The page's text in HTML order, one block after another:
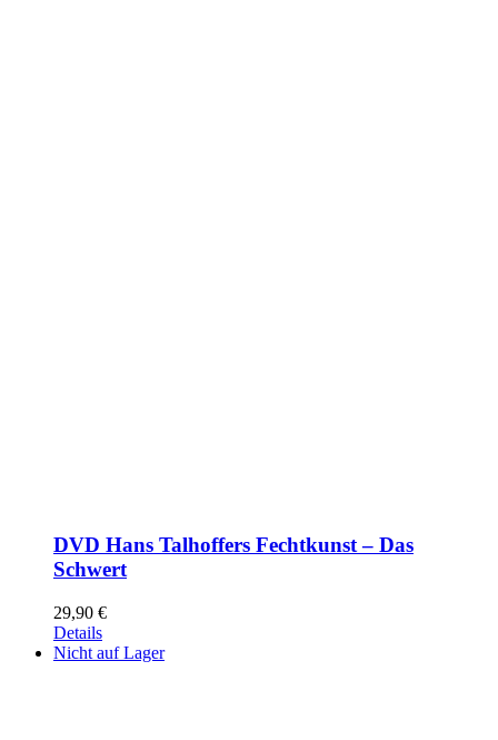
DVD Hans Talhoffers Fechtkunst – Das
Schwert
29,90 €
Details
Nicht auf Lager